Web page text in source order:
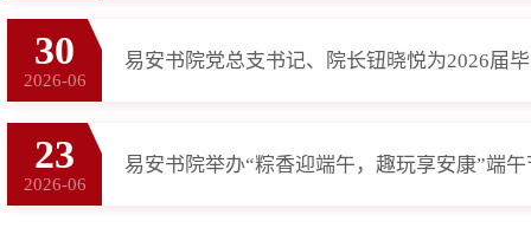
30
2026-06
易安书院党总支书记、院长钮晓悦为2026届
23
2026-06
易安书院举办“粽香迎端午，趣玩享安康”端